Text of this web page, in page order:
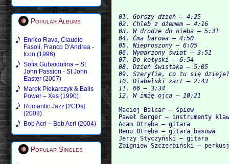
Popular Albums
Enrico Rava, Claudio
Fasoli, Franco D'Andrea -
Icon (1996)
Sofia Gubaidulina – St
John Passion - St John
Easter (2007)
Marek Piekarczyk & Balls
Power – Xes (1990)
Romantic Jazz [2CDs]
(2008)
Bob Acri – Bob Acri (2004)
Popular Singles
01. Gorszy dzień – 4:25
02. Chleb z dżemem – 4:16
03. W drodze do nieba – 5:31
04. Ćma barowa – 4:50
05. Nieproszony – 6:05
06. Wymarzony świat – 3:51
07. Do kołyski – 6:54
08. Dzień świstaka – 5:05
09. Szeryfie, co tu się
10. Diabelski żart – 2:43
11. 66 – 3:34
Maciej Balcar – śpiew
Paweł Berger – instrumenty
Adam Otręba – gitara
Beno Otręba – gitara basowa
Jerzy Styczyński – gitara